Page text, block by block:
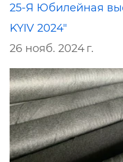
25-Я Юбилейная
KYIV 2024"
26 нояб. 2024 г.